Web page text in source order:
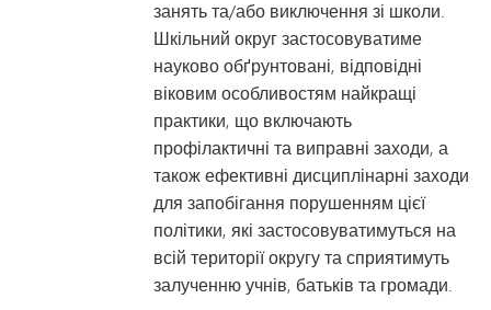
занять та/або виключення зі школи.
Шкільний округ застосовуватиме
науково обґрунтовані, відповідні
віковим особливостям найкращі
практики, що включають
профілактичні та виправні заходи, а
також ефективні дисциплінарні заходи
для запобігання порушенням цієї
політики, які застосовуватимуться на
всій території округу та сприятимуть
залученню учнів, батьків та громади.